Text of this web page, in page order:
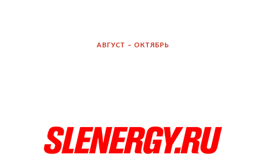
АВГУСТ – ОКТЯБРЬ